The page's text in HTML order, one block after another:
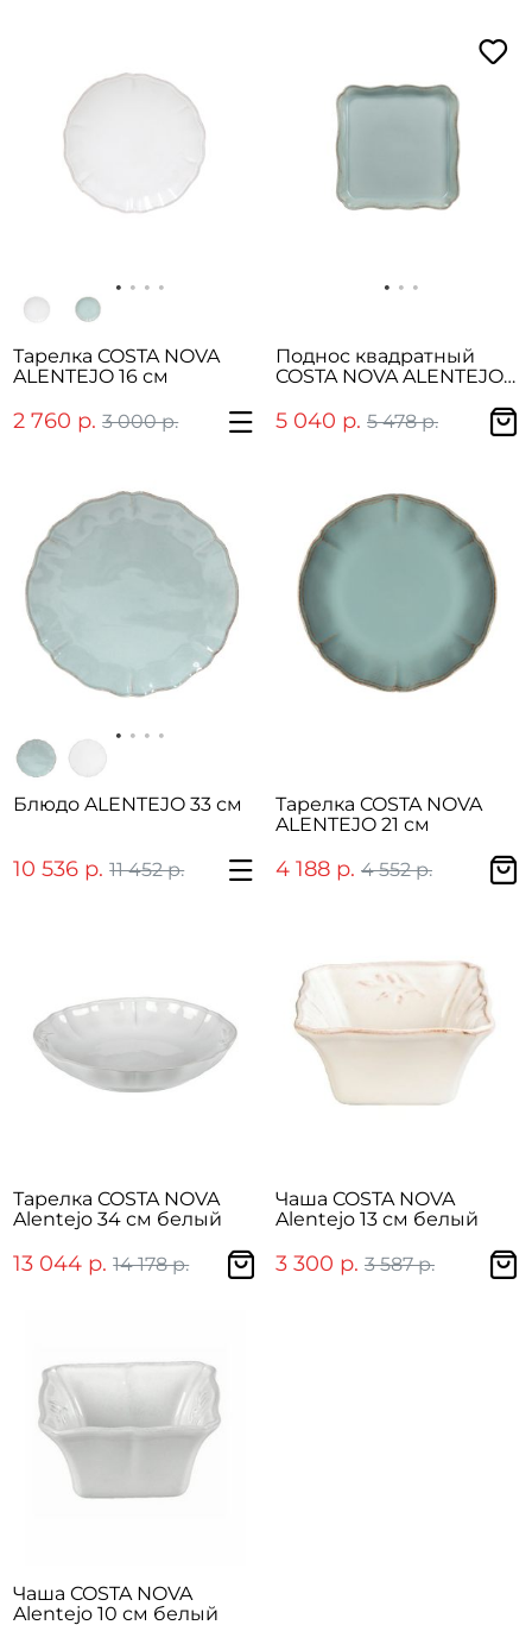
Тарелка COSTA NOVA
ALENTEJO 16 см
2 760 р. 3 000 р.
Поднос квадратный
COSTA NOVA ALENTEJO
5 040 р. 5 478 р.
Блюдо ALENTEJO 33 см
10 536 р. 11 452 р.
Тарелка COSTA NOVA
ALENTEJO 21 см
4 188 р. 4 552 р.
Тарелка COSTA NOVA
Alentejo 34 см белый
13 044 р. 14 178 р.
Чаша COSTA NOVA
Alentejo 13 см белый
3 300 р. 3 587 р.
Чаша COSTA NOVA
Alentejo 10 см белый